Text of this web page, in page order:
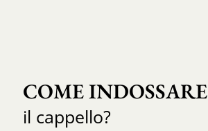
COME INDOSSARE
il cappello?